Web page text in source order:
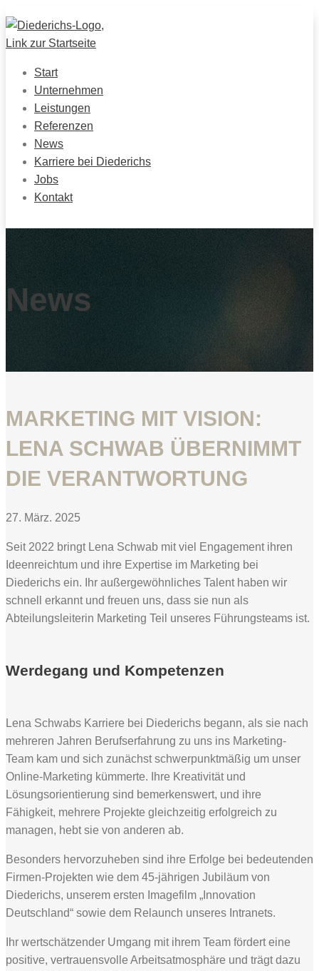
Start
Unternehmen
Leistungen
Referenzen
News
Karriere bei Diederichs
Jobs
Kontakt
News
MARKETING MIT VISION:
LENA SCHWAB ÜBERNIMMT
DIE VERANTWORTUNG
27. März. 2025
Seit 2022 bringt Lena Schwab mit viel Engagement ihren
Ideenreichtum und ihre Expertise im Marketing bei
Diederichs ein. Ihr außergewöhnliches Talent haben wir
schnell erkannt und freuen uns, dass sie nun als
Abteilungsleiterin Marketing Teil unseres Führungsteams ist.
Werdegang und Kompetenzen
Lena Schwabs Karriere bei Diederichs begann, als sie nach
mehreren Jahren Berufserfahrung zu uns ins Marketing-
Team kam und sich zunächst schwerpunktmäßig um unser
Online-Marketing kümmerte. Ihre Kreativität und
Lösungsorientierung sind bemerkenswert, und ihre
Fähigkeit, mehrere Projekte gleichzeitig erfolgreich zu
managen, hebt sie von anderen ab.
Besonders hervorzuheben sind ihre Erfolge bei bedeutenden
Firmen-Projekten wie dem 45-jährigen Jubiläum von
Diederichs, unserem ersten Imagefilm „Innovation
Deutschland“ sowie dem Relaunch unseres Intranets.
Ihr wertschätzender Umgang mit ihrem Team fördert eine
positive, vertrauensvolle Arbeitsatmosphäre und trägt dazu